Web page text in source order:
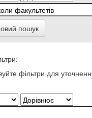
пошук
фільтри для